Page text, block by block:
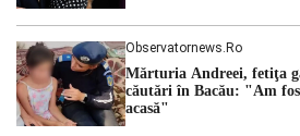
Observatornews.ro
Mărturia Andreei, fetiţa
căutări în Bacău: "Am
acasă"